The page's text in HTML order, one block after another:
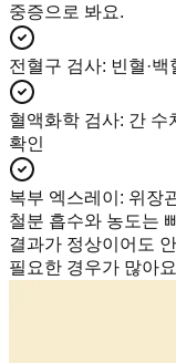
중증으로 봐요.
전혈구 검사: 빈혈·
혈액화학 검사: 간 수
확인
복부 엑스레이 : 위장
철분 흡수와 농도는
결과가 정상이어도
필요한 경우가 많아